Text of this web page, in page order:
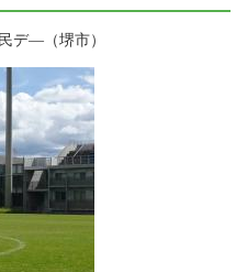
デ―（堺市）